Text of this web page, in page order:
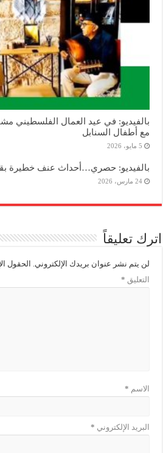
بالفيديو: في عيد العمال الفلسطيني
مع أطفال السنابل
5 مايو، 2026
بالفيديو: حصري…أحداث عنف خطيرة
24 مارس، 2026
اترك تعليقاً
لن يتم نشر عنوان بريدك الإلكتروني. الحقول
التعليق *
الاسم *
البريد الإلكتروني *